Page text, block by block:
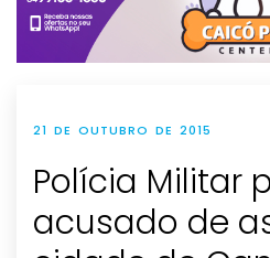
21 DE OUTUBRO DE 2015
Polícia Militar
acusado de